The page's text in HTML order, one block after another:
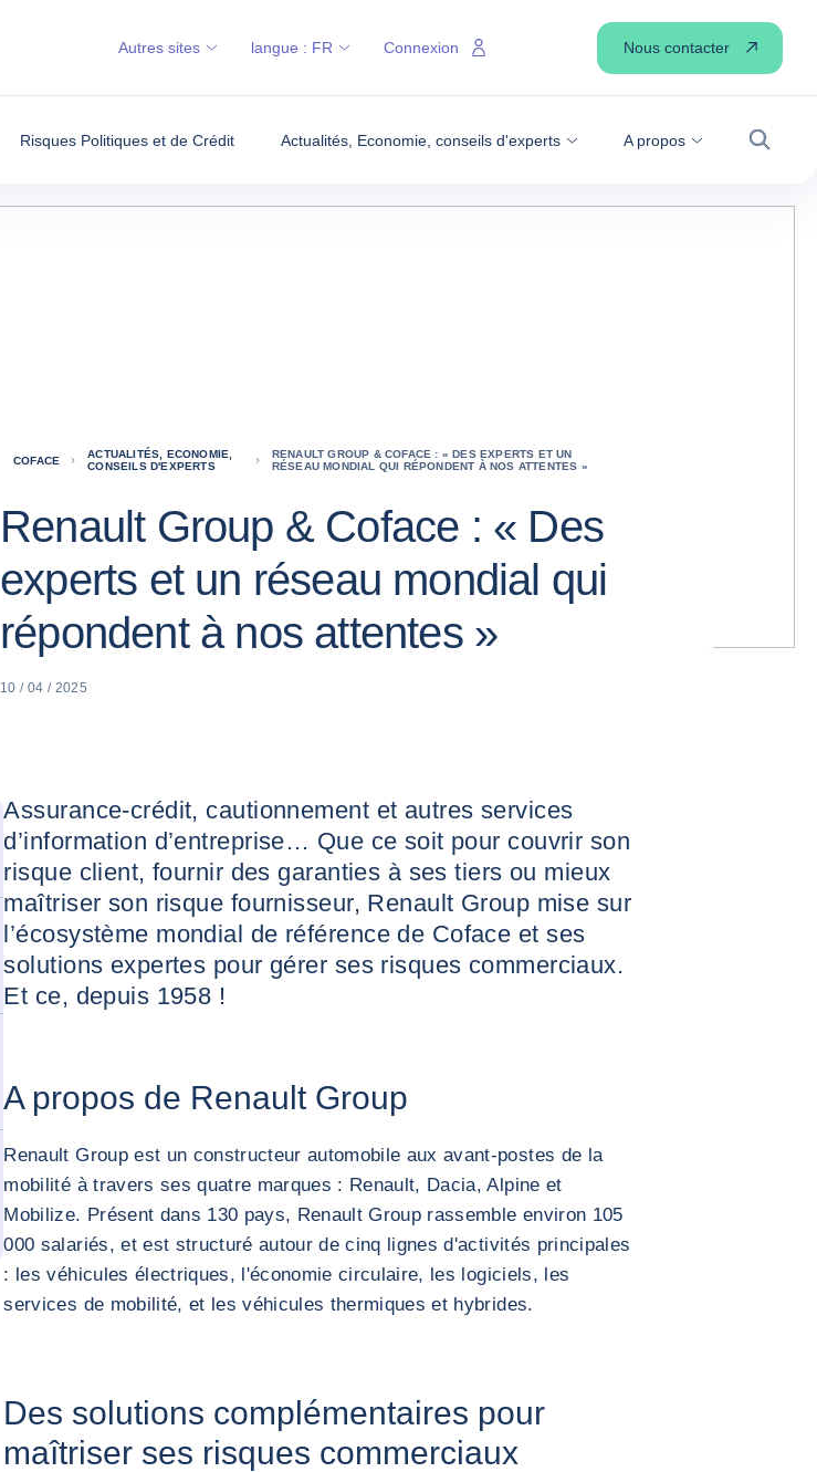
Risques Politiques et de Crédit Actualités, Economie, conseils d'experts A propos
Autres sites langue : FR Connexion Nous contacter
COFACE
ACTUALITÉS, ECONOMIE,
CONSEILS D'EXPERTS
RENAULT GROUP & COFACE : « DES EXPERTS ET UN
RÉSEAU MONDIAL QUI RÉPONDENT À NOS ATTENTES »
Renault Group & Coface : « Des
experts et un réseau mondial qui
répondent à nos attentes »
10 / 04 / 2025
Assurance-crédit, cautionnement et autres services
d’information d’entreprise… Que ce soit pour couvrir son
risque client, fournir des garanties à ses tiers ou mieux
maîtriser son risque fournisseur, Renault Group mise sur
l’écosystème mondial de référence de Coface et ses
solutions expertes pour gérer ses risques commerciaux.
Et ce, depuis 1958 !
A propos de Renault Group
Renault Group est un constructeur automobile aux avant-postes de la
mobilité à travers ses quatre marques : Renault, Dacia, Alpine et
Mobilize. Présent dans 130 pays, Renault Group rassemble environ 105
000 salariés, et est structuré autour de cinq lignes d'activités principales
: les véhicules électriques, l'économie circulaire, les logiciels, les
services de mobilité, et les véhicules thermiques et hybrides.
Des solutions complémentaires pour
maîtriser ses risques commerciaux